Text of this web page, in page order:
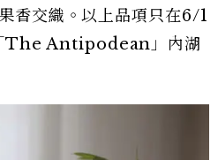
香交織。以上品項只在6/1
The Antipodean」內湖